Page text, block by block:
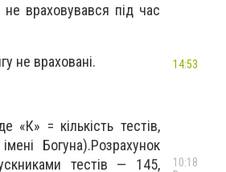
враховувався під час
не враховані.
= кількість тестів,
Богуна).Розрахунок
тестів — 145,
14:53
10:18